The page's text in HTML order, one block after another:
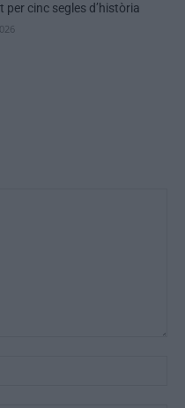
per cinc segles d’història